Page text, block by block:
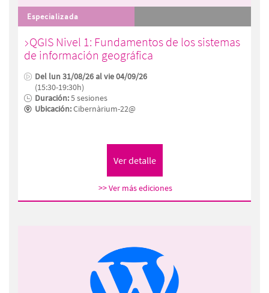
Especializada
QGIS Nivel 1: Fundamentos de los sistemas
de información geográfica
Del lun 31/08/26 al vie 04/09/26
(15:30-19:30h)
Duración:5 sesiones
Ubicación:Cibernàrium-22@
>> Ver más ediciones